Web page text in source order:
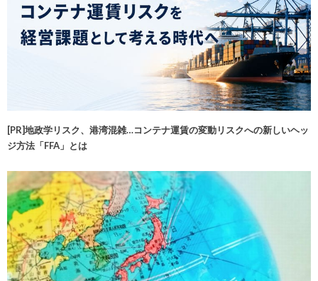
[PR]地政学リスク、港湾混雑…コンテナ運賃の変動リスクへの新しいヘッ
ジ方法「FFA」とは